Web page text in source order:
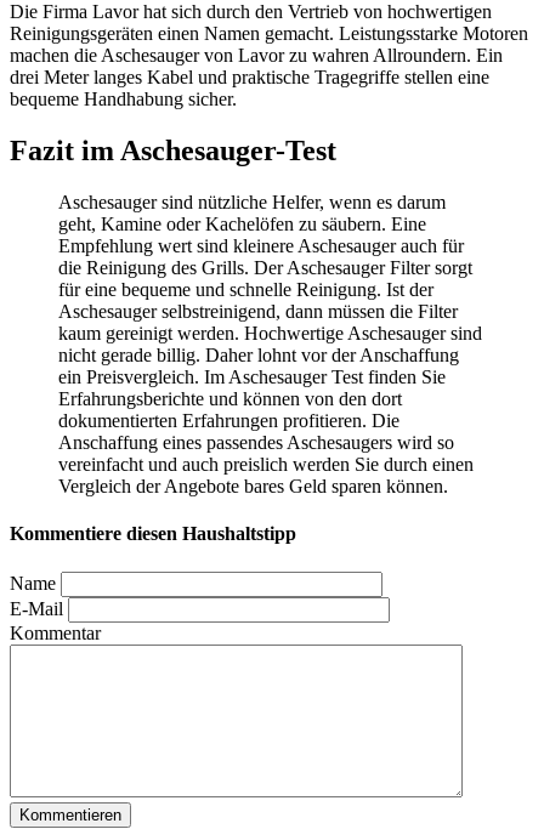
Die Firma Lavor hat sich durch den Vertrieb von hochwertigen
Reinigungsgeräten einen Namen gemacht. Leistungsstarke Motoren
machen die Aschesauger von Lavor zu wahren Allroundern. Ein
drei Meter langes Kabel und praktische Tragegriffe stellen eine
bequeme Handhabung sicher.
Fazit im Aschesauger-Test
Aschesauger sind nützliche Helfer, wenn es darum
geht, Kamine oder Kachelöfen zu säubern. Eine
Empfehlung wert sind kleinere Aschesauger auch für
die Reinigung des Grills. Der Aschesauger Filter sorgt
für eine bequeme und schnelle Reinigung. Ist der
Aschesauger selbstreinigend, dann müssen die Filter
kaum gereinigt werden. Hochwertige Aschesauger sind
nicht gerade billig. Daher lohnt vor der Anschaffung
ein Preisvergleich. Im Aschesauger Test finden Sie
Erfahrungsberichte und können von den dort
dokumentierten Erfahrungen profitieren. Die
Anschaffung eines passendes Aschesaugers wird so
vereinfacht und auch preislich werden Sie durch einen
Vergleich der Angebote bares Geld sparen können.
Kommentiere diesen Haushaltstipp
Name
E-Mail
Kommentar